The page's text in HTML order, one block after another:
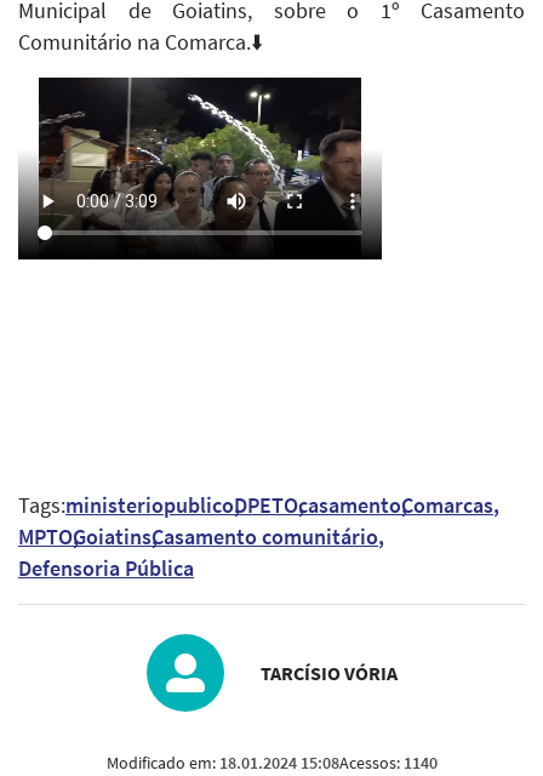
Municipal de Goiatins, sobre o 1º Casamento
Comunitário na Comarca.⬇️
Tags:ministeriopublicoDPETOcasamentoComarcas
MPTOGoiatinsCasamento comunitário
Defensoria Pública
TARCÍSIO VÓRIA
Modificado em: 18.01.2024 15:08Acessos: 1140